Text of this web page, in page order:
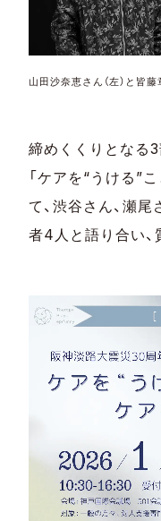
山田沙奈恵さん（左）と皆藤
締めくくりとなる
「ケアを“うける”
て、渋谷さん、瀬
者4人と語り合い、